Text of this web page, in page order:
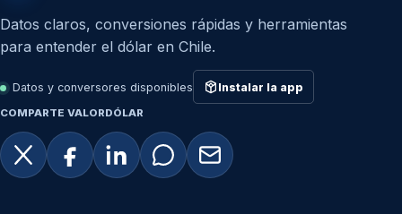
Datos claros, conversiones rápidas y herramientas
para entender el dólar en Chile.
Datos y conversores disponibles Instalar la app
COMPARTE VALORDÓLAR